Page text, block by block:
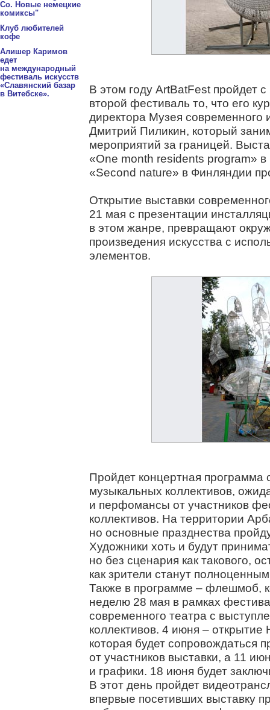
Co. Новые немецкие
комиксы"
Клуб любителей
кофе
Алишер Каримов
едет
на международный
фестиваль искусств
«Славянский базар
в Витебске».
В этом году ArtBatFest пройдет
второй фестиваль то, что его
директора Музея современного
Дмитрий Пиликин, который
мероприятий за границей.
«One month residents program»
«Second nature» в Финляндии
Открытие выставки
21 мая с презентации
в этом жанре, превращают
произведения искусства с
элементов.
Пройдет концертная программа
музыкальных коллективов,
и перфомансы от участников
коллективов. На территории
но основные празднества
Художники хоть и будут
но без сценария как такового,
как зрители станут
Также в программе – флешмоб,
неделю 28 мая в рамках
современного театра с
коллективов. 4 июня –
которая будет сопровождаться
от участников выставки, а 11
и графики. 18 июня будет
В этот день пройдет
впервые посетивших выставку